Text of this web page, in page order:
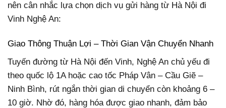
nên cân nhắc lựa chọn dịch vụ gửi hàng từ Hà Nội đi
Vinh Nghệ An:
Giao Thông Thuận Lợi – Thời Gian Vận Chuyển Nhanh
Tuyến đường từ Hà Nội đến Vinh, Nghệ An chủ yếu đi
theo quốc lộ 1A hoặc cao tốc Pháp Vân – Cầu Giẽ –
Ninh Bình, rút ngắn thời gian di chuyển còn khoảng 6 –
10 giờ. Nhờ đó, hàng hóa được giao nhanh, đảm bảo